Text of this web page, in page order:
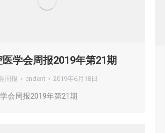
学会周报2019年第21期
周报 cndent 2019年6月18日
会周报2019年第21期